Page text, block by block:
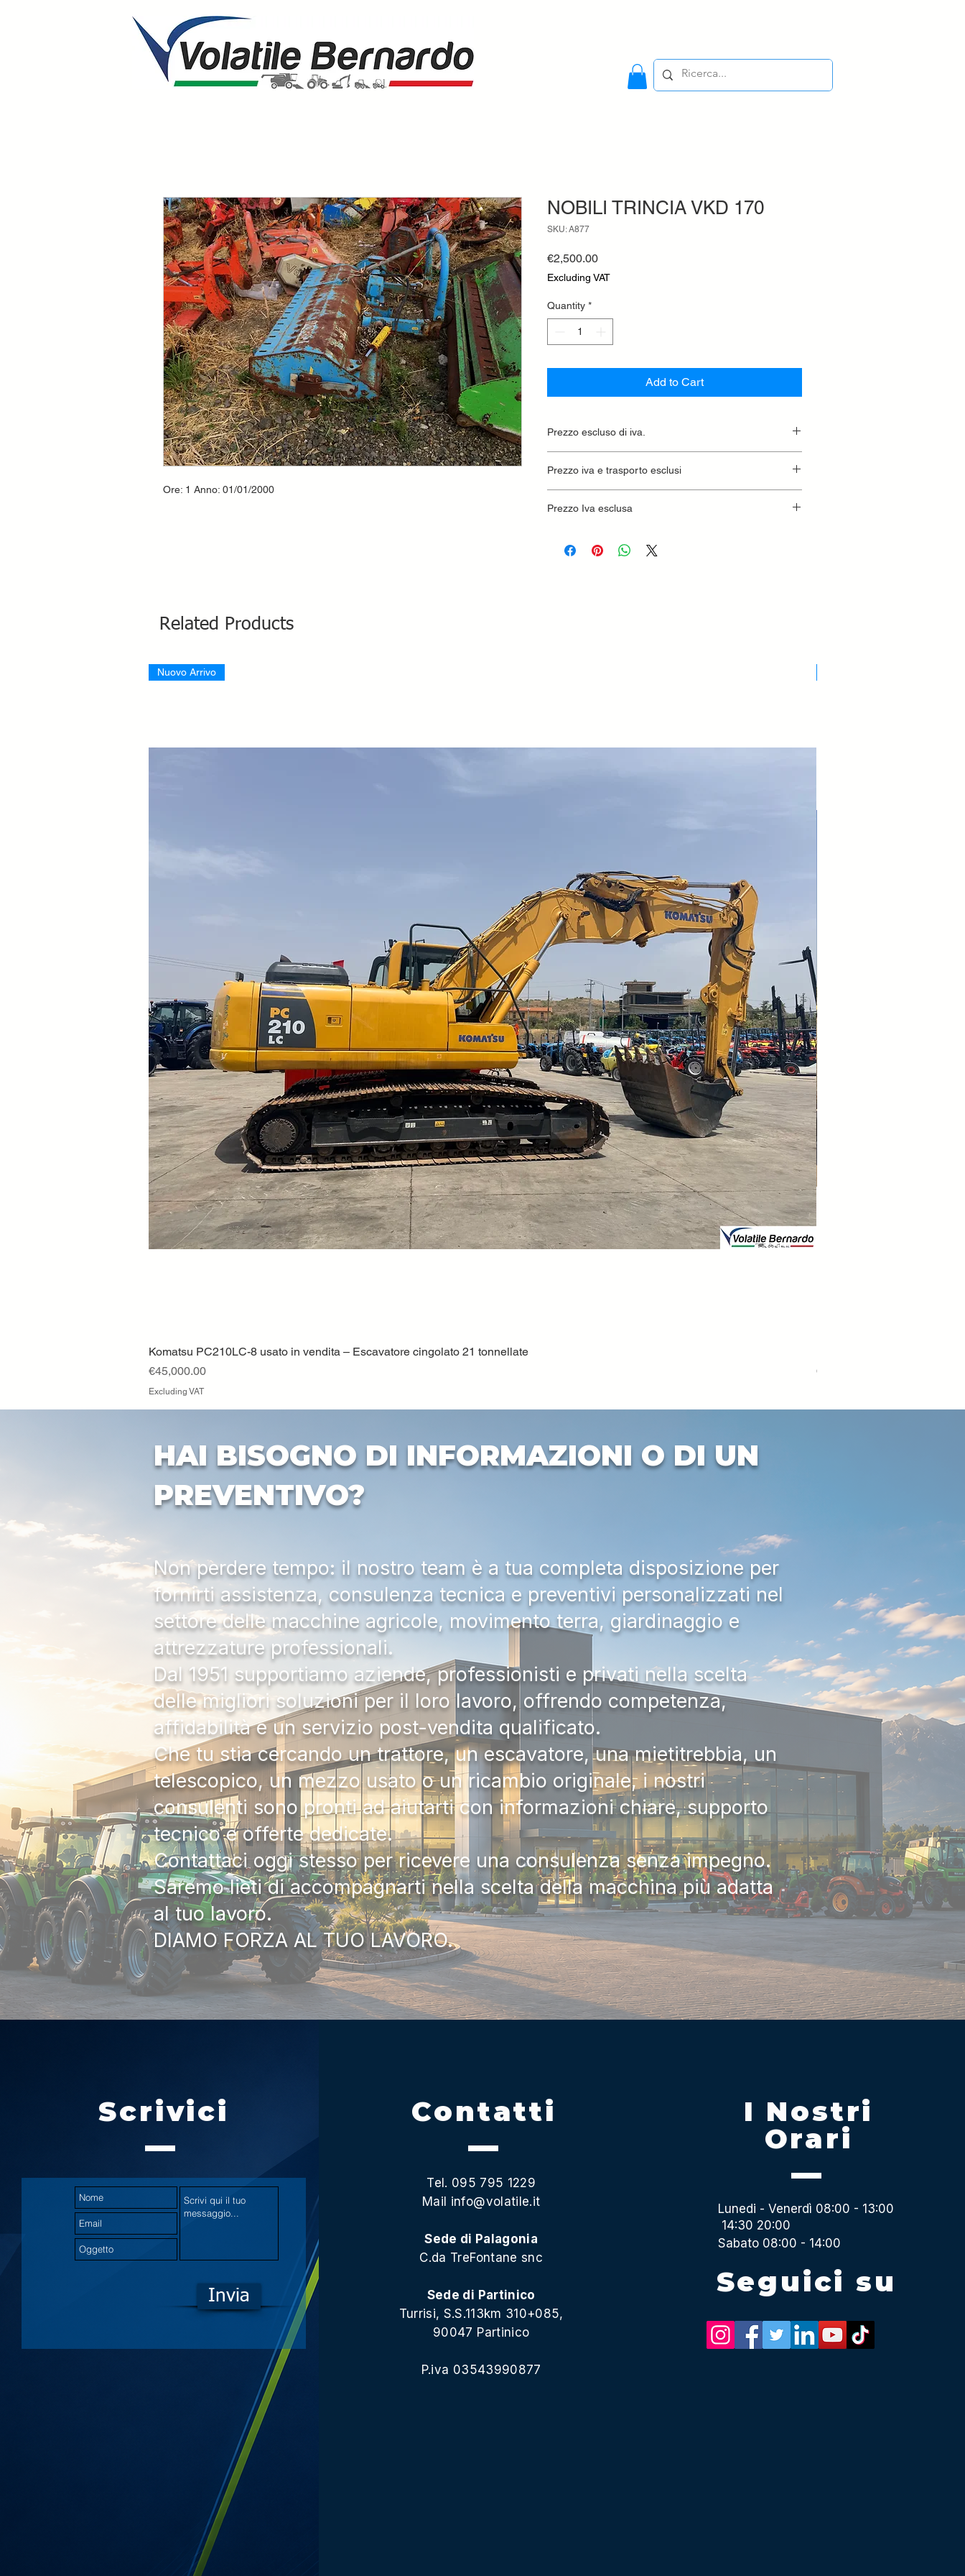
Ore: 1 Anno: 01/01/2000
NOBILI TRINCIA VKD 170
SKU: A877
€2,500.00Price
Excluding VAT
Quantity *
Add to Cart
Prezzo escluso di iva.
Prezzo iva e trasporto esclusi
Prezzo Iva esclusa
Related Products
Quick View
Nuovo Arrivo
Komatsu PC210LC-8 usato in vendita – Escavatore cingolato 21 tonnellate
Price
€45,000.00
Excluding VAT
Price
€33,000.00
HAI BISOGNO DI INFORMAZIONI O DI UN
PREVENTIVO?
Non perdere tempo: il nostro team è a tua completa disposizione per
fornirti assistenza, consulenza tecnica e preventivi personalizzati nel
settore delle macchine agricole, movimento terra, giardinaggio e
attrezzature professionali.
Dal 1951 supportiamo aziende, professionisti e privati nella scelta
delle migliori soluzioni per il loro lavoro, offrendo competenza,
affidabilità e un servizio post-vendita qualificato.
Che tu stia cercando un trattore, un escavatore, una mietitrebbia, un
telescopico, un mezzo usato o un ricambio originale, i nostri
consulenti sono pronti ad aiutarti con informazioni chiare, supporto
tecnico e offerte dedicate.
Contattaci oggi stesso per ricevere una consulenza senza impegno.
Saremo lieti di accompagnarti nella scelta della macchina più adatta
al tuo lavoro.
DIAMO FORZA AL TUO LAVORO.
Scrivici
Invia
Contatti
Tel. 095 795 1229
Mail info@volatile.it
Sede di Palagonia
C.da TreFontane snc
Sede di Partinico
Turrisi, S.S.113km 310+085,
90047 Partinico
P.iva 03543990877
I Nostri
Orari
Lunedi - Venerdì 08:00 - 13:00
14:30 20:00
Sabato 08:00 - 14:00
Seguici su